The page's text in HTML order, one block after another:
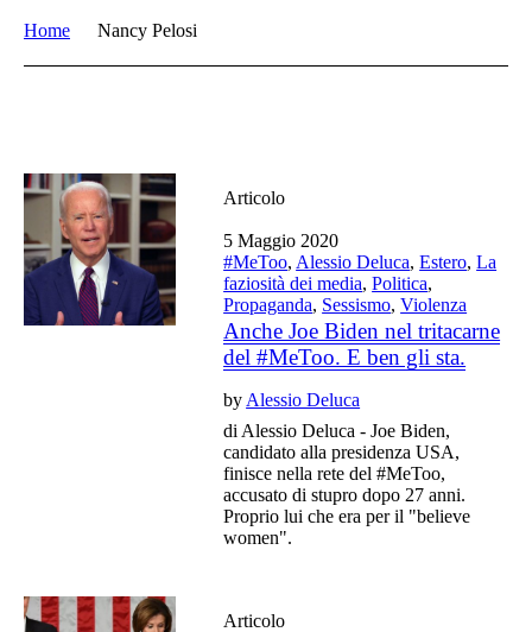
Home Nancy Pelosi
Articolo
5 Maggio 2020
#MeToo, Alessio Deluca,Estero,La
faziosità dei media,Politica,
Propaganda, Sessismo,Violenza
Anche Joe Biden nel tritacarne
del #MeToo. E ben gli sta.
by Alessio Deluca
di Alessio Deluca - Joe Biden,
candidato alla presidenza USA,
finisce nella rete del #MeToo,
accusato di stupro dopo 27 anni.
Proprio lui che era per il "believe
women".
Articolo